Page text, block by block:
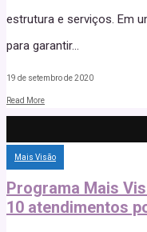
estrutura e serviços. Em
para garantir...
19 de setembro de 2020
Read More
Mais Visão
Programa Mais
10 atendimentos